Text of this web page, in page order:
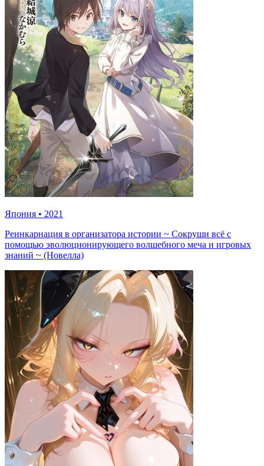
Япония • 2021
Реинкарнация в организатора истории ~ Сокруши всё с
помощью эволюционирующего волшебного меча и игровых
знаний ~ (Новелла)